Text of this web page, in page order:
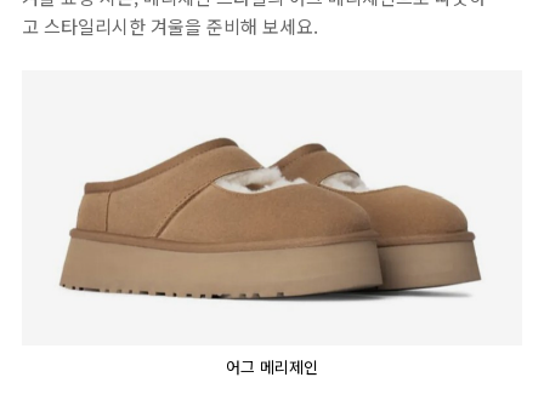
고 스타일리시한 겨울을 준비해 보세요.
어그 메리제인